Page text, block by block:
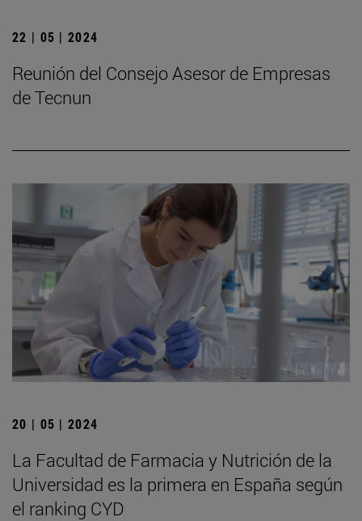
22 | 05 | 2024
Reunión del Consejo Asesor de Empresas
de Tecnun
20 | 05 | 2024
La Facultad de Farmacia y Nutrición de la
Universidad es la primera en España según
el ranking CYD